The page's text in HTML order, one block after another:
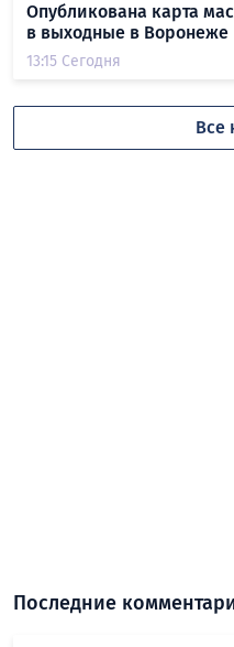
Опубликована карта
в выходные в Воронеже
13:15 Сегодня
Все
Последние